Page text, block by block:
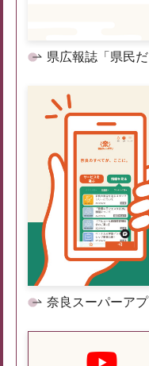
県広報誌「県民だ
奈良スーパーアプ